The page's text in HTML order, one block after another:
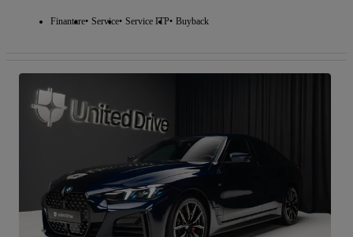
Finantare Service Service ITP Buyback